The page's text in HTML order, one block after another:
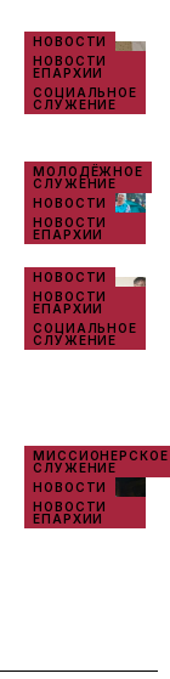
НОВОСТИ
НОВОСТИ
ЕПАРХИИ
СОЦИАЛЬНОЕ
СЛУЖЕНИЕ
МОЛОДЁЖНОЕ
СЛУЖЕНИЕ
НОВОСТИ
НОВОСТИ
ЕПАРХИИ
НОВОСТИ
НОВОСТИ
ЕПАРХИИ
СОЦИАЛЬНОЕ
СЛУЖЕНИЕ
МИССИОНЕРСКОЕ
СЛУЖЕНИЕ
НОВОСТИ
НОВОСТИ
ЕПАРХИИ